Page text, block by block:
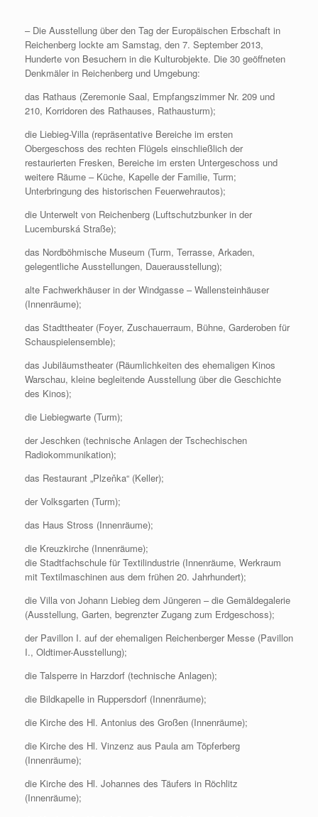
– Die Ausstellung über den Tag der Europäischen Erbschaft in
Reichenberg lockte am Samstag, den 7. September 2013,
Hunderte von Besuchern in die Kulturobjekte. Die 30 geöffneten
Denkmäler in Reichenberg und Umgebung:
das Rathaus (Zeremonie Saal, Empfangszimmer Nr. 209 und
210, Korridoren des Rathauses, Rathausturm);
die Liebieg-Villa (repräsentative Bereiche im ersten
Obergeschoss des rechten Flügels einschließlich der
restaurierten Fresken, Bereiche im ersten Untergeschoss und
weitere Räume – Küche, Kapelle der Familie, Turm;
Unterbringung des historischen Feuerwehrautos);
die Unterwelt von Reichenberg (Luftschutzbunker in der
Lucemburská Straße);
das Nordböhmische Museum (Turm, Terrasse, Arkaden,
gelegentliche Ausstellungen, Dauerausstellung);
alte Fachwerkhäuser in der Windgasse – Wallensteinhäuser
(Innenräume);
das Stadttheater (Foyer, Zuschauerraum, Bühne, Garderoben für
Schauspielensemble);
das Jubiläumstheater (Räumlichkeiten des ehemaligen Kinos
Warschau, kleine begleitende Ausstellung über die Geschichte
des Kinos);
die Liebiegwarte (Turm);
der Jeschken (technische Anlagen der Tschechischen
Radiokommunikation);
das Restaurant „Plzeňka“ (Keller);
der Volksgarten (Turm);
das Haus Stross (Innenräume);
die Kreuzkirche (Innenräume);
die Stadtfachschule für Textilindustrie (Innenräume, Werkraum
mit Textilmaschinen aus dem frühen 20. Jahrhundert);
die Villa von Johann Liebieg dem Jüngeren – die Gemäldegalerie
(Ausstellung, Garten, begrenzter Zugang zum Erdgeschoss);
der Pavillon I. auf der ehemaligen Reichenberger Messe (Pavillon
I., Oldtimer-Ausstellung);
die Talsperre in Harzdorf (technische Anlagen);
die Bildkapelle in Ruppersdorf (Innenräume);
die Kirche des Hl. Antonius des Großen (Innenräume);
die Kirche des Hl. Vinzenz aus Paula am Töpferberg
(Innenräume);
die Kirche des Hl. Johannes des Täufers in Röchlitz
(Innenräume);